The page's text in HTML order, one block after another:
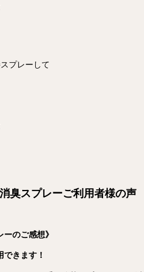
プレーして
臭スプレーご利用者様の声
のご感想》
できます！